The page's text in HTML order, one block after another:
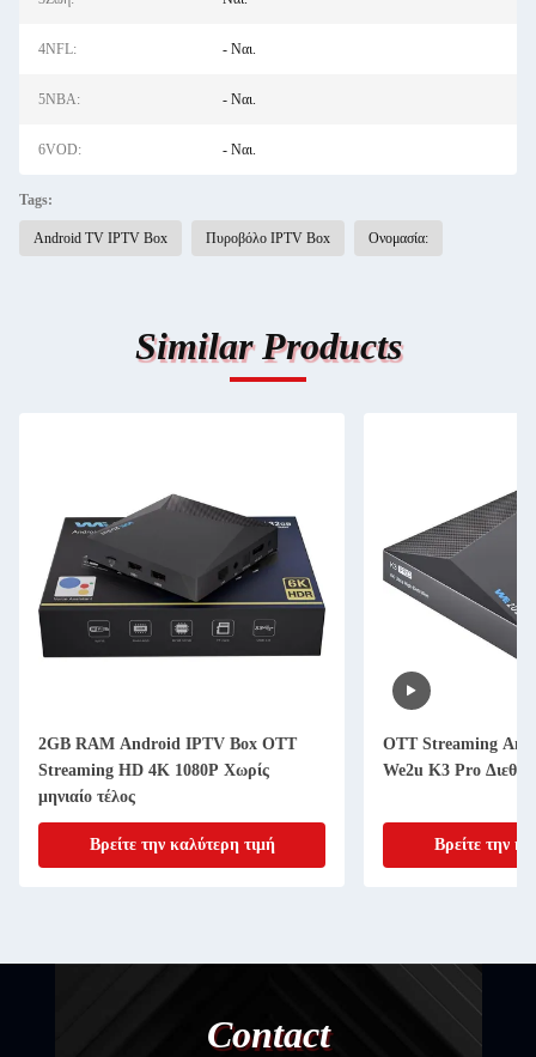
4NFL: - Ναι.
5ΝΒΑ: - Ναι.
6VOD: - Ναι.
Tags:
Android TV IPTV Box Πυροβόλο IPTV Box Ονομασία:
Similar Products
2GB RAM Android IPTV Box OTT
Streaming HD 4K 1080P Χωρίς
μηνιαίο τέλος
Βρείτε την καλύτερη τιμή
OTT Streaming
We2u K3 Pro
Βρείτε την
Contact